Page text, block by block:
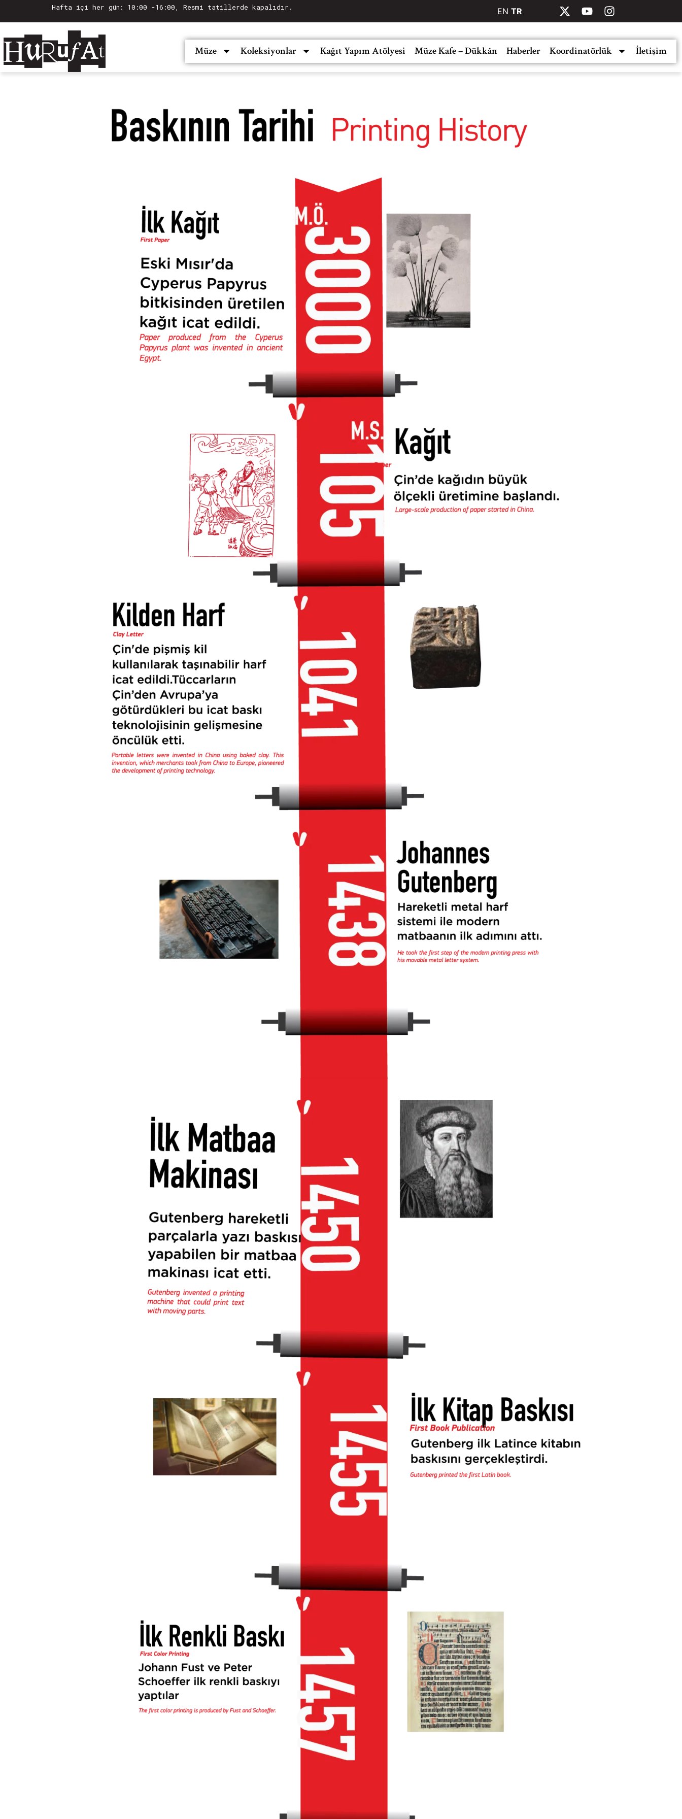
Hafta içi her gün: 10:00 -16:00, Resmi tatillerde kapalıdır. EN TR
Müze Koleksiyonlar Kağıt Yapım Atölyesi Müze Kafe – Dükkân Haberler Koordinatörlük İletişim